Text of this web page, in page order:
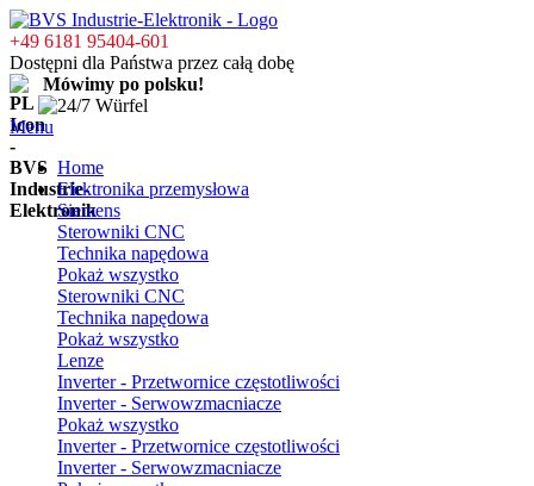
+49 6181 95404-601
Dostępni dla Państwa przez całą dobę
Mówimy po polsku!
Menu
Home
Elektronika przemysłowa
Siemens
Sterowniki CNC
Technika napędowa
Pokaż wszystko
Sterowniki CNC
Technika napędowa
Pokaż wszystko
Lenze
Inverter - Przetwornice częstotliwości
Inverter - Serwowzmacniacze
Pokaż wszystko
Inverter - Przetwornice częstotliwości
Inverter - Serwowzmacniacze